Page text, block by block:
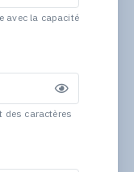
avec la capacité
des caractères